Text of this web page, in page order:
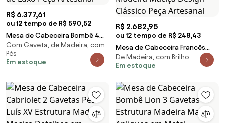
R$ 6.377,61
ou 12 tempo de R$ 590,52
Mesa de Cabeceira Bombê 4
Gavetas Madeira Maciça
Eucalipto Design de Luxo Peça
Artesanal
Com Gaveta, de Madeira, com
Pés
Em estoque
R$ 2.682,95
ou 12 tempo de R$ 248,43
Mesa de Cabeceira Francês
Luxo Laca Branca com Detalhes
em Ouro Madeira Maciça
De Madeira, com Brilho
Em estoque